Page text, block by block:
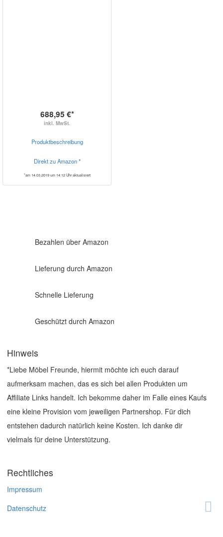
688,95 €*
inkl. MwSt.
Produktbeschreibung
Direkt zu Amazon *
*am 14.03.2019 um 14:12 Uhr aktualisiert
Bezahlen über Amazon
Lieferung durch Amazon
Schnelle Lieferung
Geschützt durch Amazon
Hinweis
*Liebe Möbel Freunde, hiermit möchte ich euch darauf
aufmerksam machen, das es sich bei allen Produkten um
Affiliate Links handelt. Ich bekomme daher im Falle eines Kaufs
eine kleine Provision vom jeweiligen Partnershop. Für dich
entstehen dadurch natürlich keine Kosten. Ich danke dir
vielmals für deine Unterstützung.
Rechtliches
Impressum
Datenschutz